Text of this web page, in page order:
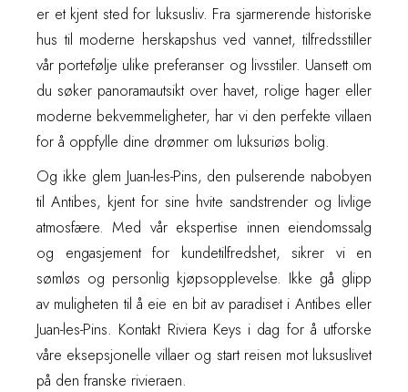
er et kjent sted for luksusliv. Fra sjarmerende historiske
hus til moderne herskapshus ved vannet, tilfredsstiller
vår portefølje ulike preferanser og livsstiler. Uansett om
du søker panoramautsikt over havet, rolige hager eller
moderne bekvemmeligheter, har vi den perfekte villaen
for å oppfylle dine drømmer om luksuriøs bolig.
Og ikke glem Juan-les-Pins, den pulserende nabobyen
til Antibes, kjent for sine hvite sandstrender og livlige
atmosfære. Med vår ekspertise innen eiendomssalg
og engasjement for kundetilfredshet, sikrer vi en
sømløs og personlig kjøpsopplevelse. Ikke gå glipp
av muligheten til å eie en bit av paradiset i Antibes eller
Juan-les-Pins. Kontakt Riviera Keys i dag for å utforske
våre eksepsjonelle villaer og start reisen mot luksuslivet
på den franske rivieraen.